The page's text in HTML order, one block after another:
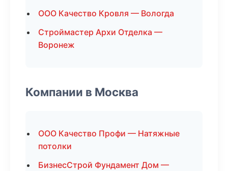
ООО Качество Кровля — Вологда
Строймастер Архи Отделка —
Воронеж
Компании в Москва
ООО Качество Профи — Натяжные
потолки
БизнесСтрой Фундамент Дом —